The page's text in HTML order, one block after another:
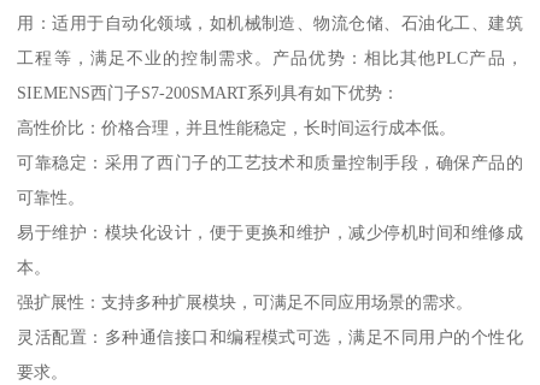
用：适用于自动化领域，如机械制造、物流仓储、石油化工、建筑
工程等，满足不业的控制需求。产品优势：相比其他PLC产品，
SIEMENS西门子S7-200SMART系列具有如下优势：
高性价比：价格合理，并且性能稳定，长时间运行成本低。
可靠稳定：采用了西门子的工艺技术和质量控制手段，确保产品的
可靠性。
易于维护：模块化设计，便于更换和维护，减少停机时间和维修成
本。
强扩展性：支持多种扩展模块，可满足不同应用场景的需求。
灵活配置：多种通信接口和编程模式可选，满足不同用户的个性化
要求。